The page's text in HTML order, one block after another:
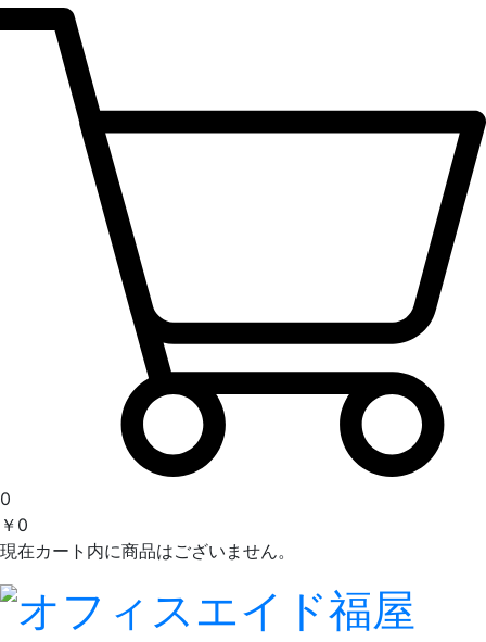
0
￥0
現在カート内に商品はございません。